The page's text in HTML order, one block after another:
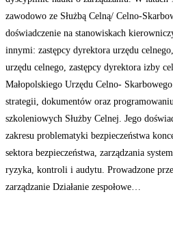
zawodowo ze Służbą Celną/ Celno-
doświadczenie na stanowiskach
innymi: zastępcy dyrektora urzędu
urzędu celnego, zastępcy dyrektora izby
Małopolskiego Urzędu Celno-
strategii, dokumentów oraz
szkoleniowych Służby Celnej. Jego
zakresu problematyki bezpieczeństwa
sektora bezpieczeństwa, zarządzania
ryzyka, kontroli i audytu. Prowadzone
zarządzanie Działanie zespołowe…